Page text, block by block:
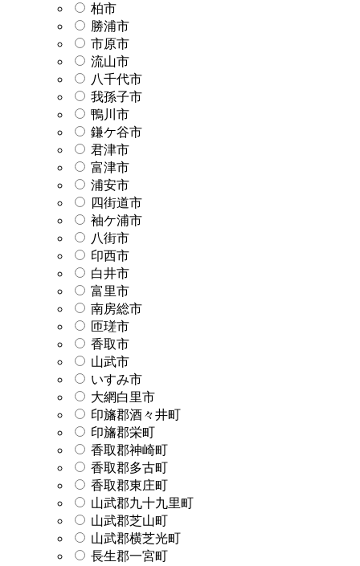
柏市
勝浦市
市原市
流山市
八千代市
我孫子市
鴨川市
鎌ケ谷市
君津市
富津市
浦安市
四街道市
袖ケ浦市
八街市
印西市
白井市
富里市
南房総市
匝瑳市
香取市
山武市
いすみ市
大網白里市
印旛郡酒々井町
印旛郡栄町
香取郡神崎町
香取郡多古町
香取郡東庄町
山武郡九十九里町
山武郡芝山町
山武郡横芝光町
長生郡一宮町